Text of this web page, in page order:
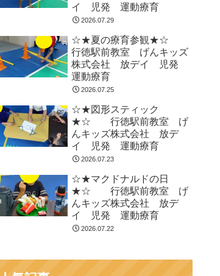
イ 児発 運動療育
2026.07.29
☆★夏の療育参観★☆
行徳駅前教室 げんキッズ
株式会社 放デイ 児発
運動療育
2026.07.25
☆★図形スティック
★☆ 行徳駅前教室 げ
んキッズ株式会社 放デ
イ 児発 運動療育
2026.07.23
☆★マクドナルドの日
★☆ 行徳駅前教室 げ
んキッズ株式会社 放デ
イ 児発 運動療育
2026.07.22